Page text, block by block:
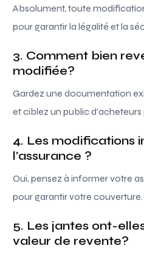
Absolument, toute
pour garantir la légalité et la
3. Comment bien
modifiée?
Gardez une documentation
et ciblez un public d’acheteurs
4. Les modifications
l’assurance ?
Oui, pensez à informer votre
pour garantir votre couverture.
5. Les jantes ont-
valeur de revente?